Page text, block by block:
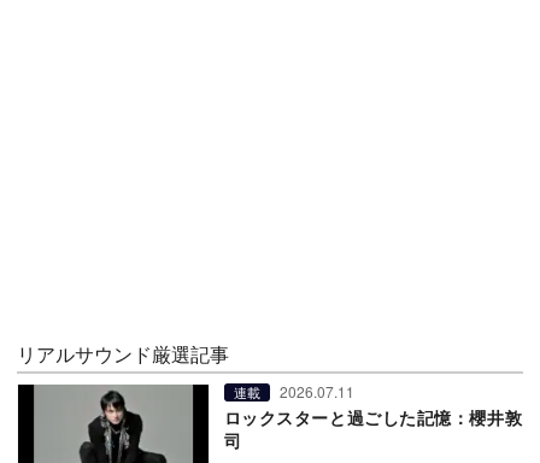
リアルサウンド厳選記事
連載 2026.07.11
ロックスターと過ごした記憶：櫻井敦
司